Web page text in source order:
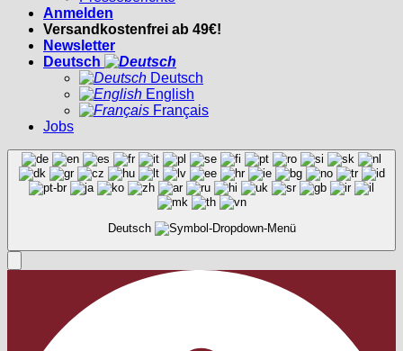
Anmelden
Versandkostenfrei ab 49€!
Newsletter
Deutsch
Deutsch
English
Français
Jobs
Deutsch